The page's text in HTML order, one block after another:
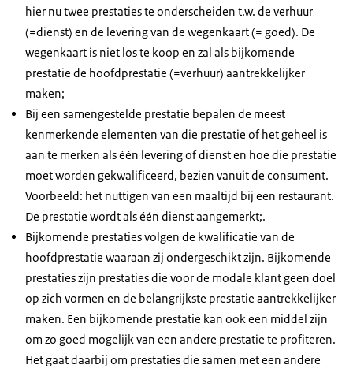
hier nu twee prestaties te onderscheiden t.w. de verhuur
(=dienst) en de levering van de wegenkaart (= goed). De
wegenkaart is niet los te koop en zal als bijkomende
prestatie de hoofdprestatie (=verhuur) aantrekkelijker
maken;
Bij een samengestelde prestatie bepalen de meest
kenmerkende elementen van die prestatie of het geheel is
aan te merken als één levering of dienst en hoe die prestatie
moet worden gekwalificeerd, bezien vanuit de consument.
Voorbeeld: het nuttigen van een maaltijd bij een restaurant.
De prestatie wordt als één dienst aangemerkt;.
Bijkomende prestaties volgen de kwalificatie van de
hoofdprestatie waaraan zij ondergeschikt zijn. Bijkomende
prestaties zijn prestaties die voor de modale klant geen doel
op zich vormen en de belangrijkste prestatie aantrekkelijker
maken. Een bijkomende prestatie kan ook een middel zijn
om zo goed mogelijk van een andere prestatie te profiteren.
Het gaat daarbij om prestaties die samen met een andere